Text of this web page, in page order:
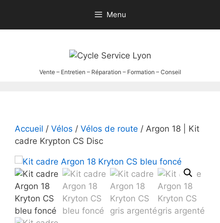
contenu
Menu
Accueil / Vélos / Vélos de route / Argon 18 | Kit
cadre Krypton CS Disc